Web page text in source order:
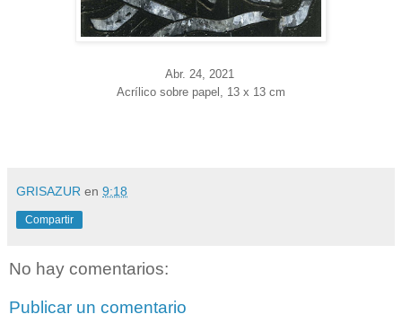
Abr. 24, 2021
Acrílico sobre papel, 13 x 13 cm
GRISAZUR en 9:18
Compartir
No hay comentarios:
Publicar un comentario